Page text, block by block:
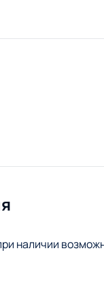
наличии